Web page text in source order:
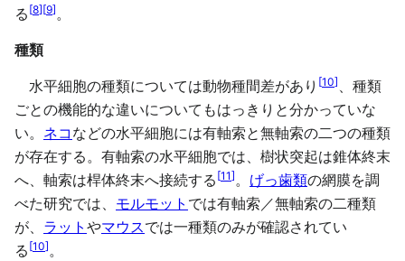
る [8][9] 。
種類
水平細胞の種類については動物種間差があり [10]
、種類
ごとの機能的な違いについてもはっきりと分かっていな
い。 ネコ などの水平細胞には有軸索と無軸索の二つの種類
が存在する。有軸索の水平細胞では、樹状突起は錐体終末
へ、軸索は桿体終末へ接続する [11] 。 げっ歯類の網膜を調
べた研究では、 モルモット では有軸索／無軸索の二種類
が、 ラット やマウスでは一種類のみが確認されてい
る [10] 。